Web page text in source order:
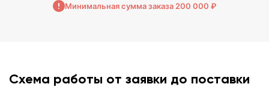
Минимальная сумма заказа 200 000 ₽
Схема работы от заявки до поставки